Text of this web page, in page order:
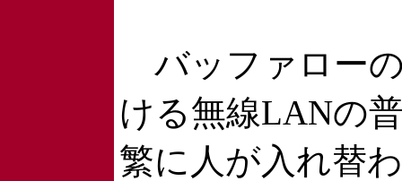
バッファロー
ける無線LANの
繁に人が入れ替